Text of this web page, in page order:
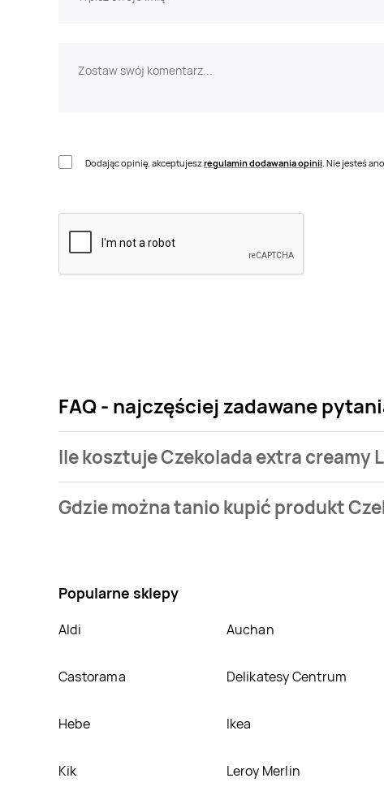
Dodając opinię, akceptujeszregulamin dodawania opinii . Nie jesteś
FAQ - najczęściej zadawane
Ile kosztuje Czekolada extra creamy
mamy w naszej bazie jest z sieci Carrefour. Czekolada
Gdzie można tanio kupić produkt
Popularne sklepy
Aldi Auchan
Castorama Delikatesy Centrum
Hebe Ikea
Kik Leroy Merlin